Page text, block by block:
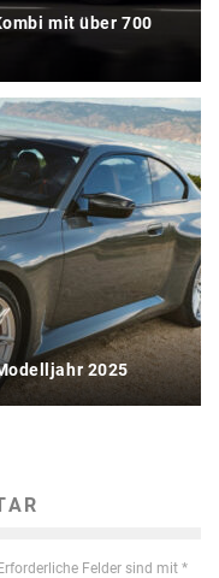
mit über 700
2025
Felder sind mit *